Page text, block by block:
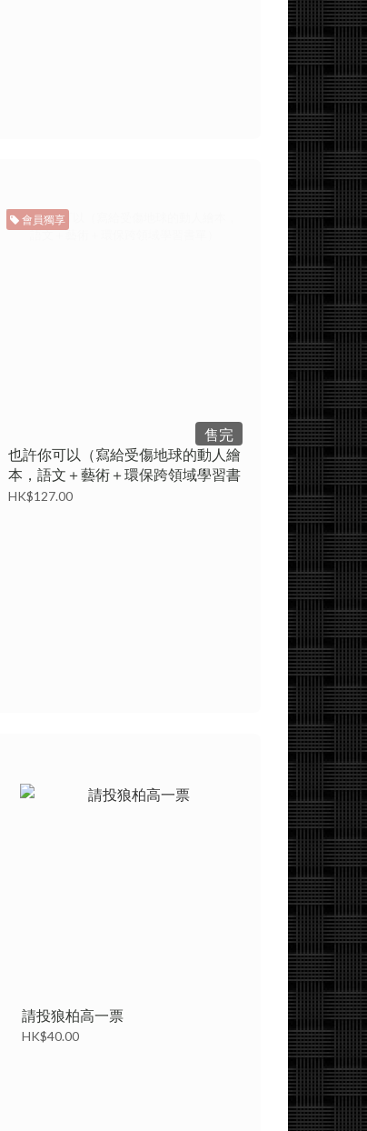
會員獨享
售完
也許你可以（寫給受傷地球的動人繪
本，語文＋藝術＋環保跨領域學習書
單）
HK$127.00
請投狼柏高一票
HK$40.00